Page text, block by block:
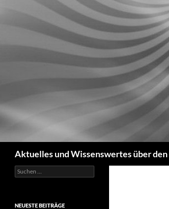
Aktuelles und Wissenswertes über den
Suchen
nach:
NEUESTE BEITRÄGE